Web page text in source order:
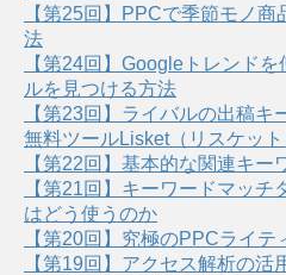
【第25回】PPCで季節モノ
法
【第24回】Googleトレンド
ルを見つける方法
【第23回】ライバルの出稿キ
無料ツールLisket（リスケッ
【第22回】基本的な関連キー
【第21回】キーワードマッ
はどう使うのか
【第20回】究極のPPCライテ
【第19回】アクセス解析の活